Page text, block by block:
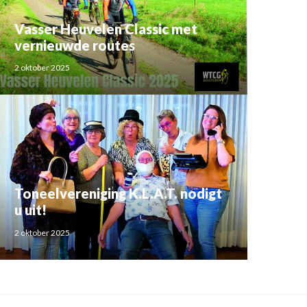
Vasser Heuvelen Classic met
vernieuwde routes
2 oktober 2025
Toneelvereniging K.L.A.T. nodigt
u uit!
2 oktober 2025